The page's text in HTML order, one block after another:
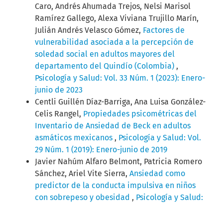
Caro, Andrés Ahumada Trejos, Nelsi Marisol
Ramírez Gallego, Alexa Viviana Trujillo Marín,
Julián Andrés Velasco Gómez, Factores de
vulnerabilidad asociada a la percepción de
soledad social en adultos mayores del
departamento del Quindío (Colombia) ,
Psicología y Salud: Vol. 33 Núm. 1 (2023): Enero-
junio de 2023
Centli Guillén Díaz-Barriga, Ana Luisa González-
Celis Rangel, Propiedades psicométricas del
Inventario de Ansiedad de Beck en adultos
asmáticos mexicanos , Psicología y Salud: Vol.
29 Núm. 1 (2019): Enero-junio de 2019
Javier Nahúm Alfaro Belmont, Patricia Romero
Sánchez, Ariel Vite Sierra, Ansiedad como
predictor de la conducta impulsiva en niños
con sobrepeso y obesidad , Psicología y Salud: